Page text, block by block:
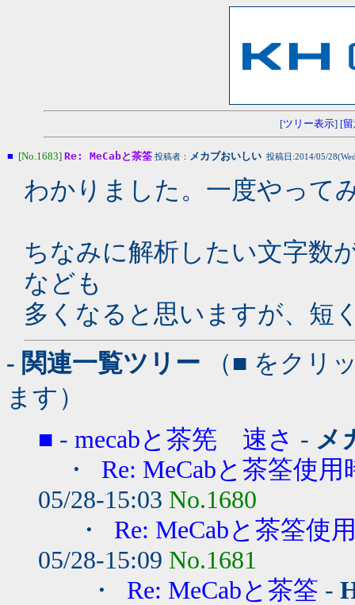
[ツリー表示] [留
■ [No.1683] Re: MeCabと茶筌 投稿者： メカブおいしい 投稿日:2014/05/
わかりました。一度やって
ちなみに解析したい文字数
なども
多くなると思いますが、短
- 関連一覧ツリー （■ をクリ
ます）
■ - mecabと茶筅 速さ - メ
・ Re: MeCabと茶筌使
05/28-15:03 No.1680
・ Re: MeCabと茶筌使
05/28-15:09 No.1681
・ Re: MeCabと茶筌 -